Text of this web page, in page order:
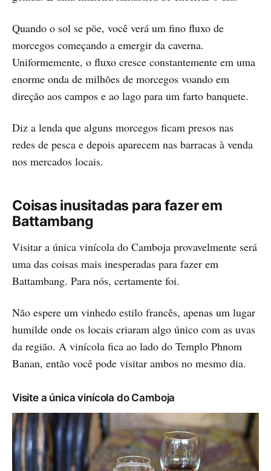
Quando o sol se põe, você verá um fino fluxo de
morcegos começando a emergir da caverna.
Uniformemente, o fluxo cresce constantemente em uma
enorme onda de milhões de morcegos voando em
direção aos campos e ao lago para um farto banquete.
Diz a lenda que alguns morcegos ficam presos nas
redes de pesca e depois aparecem nas barracas à venda
nos mercados locais.
Coisas inusitadas para fazer em
Battambang
Visitar a única vinícola do Camboja provavelmente será
uma das coisas mais inesperadas para fazer em
Battambang. Para nós, certamente foi.
Não espere um vinhedo estilo francês, apenas um lugar
humilde onde os locais criaram algo único com as uvas
da região. A vinícola fica ao lado do Templo Phnom
Banan, então você pode visitar ambos no mesmo dia.
Visite a única vinícola do Camboja